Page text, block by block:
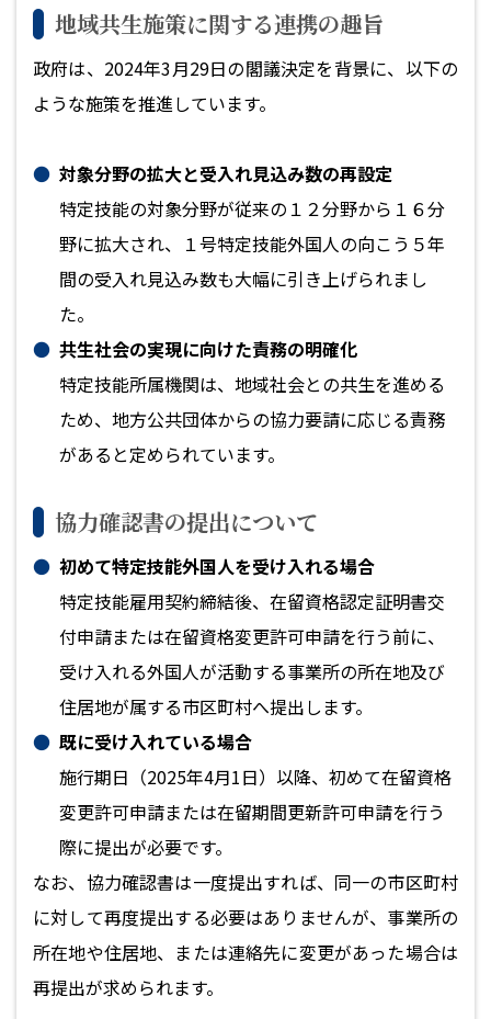
地域共生施策に関する連携の趣旨
政府は、2024年3月29日の閣議決定を背景に、以下の
ような施策を推進しています。
対象分野の拡大と受入れ見込み数の再設定
特定技能の対象分野が従来の１２分野から１６分
野に拡大され、１号特定技能外国人の向こう５年
間の受入れ見込み数も大幅に引き上げられまし
た。
共生社会の実現に向けた責務の明確化
特定技能所属機関は、地域社会との共生を進める
ため、地方公共団体からの協力要請に応じる責務
があると定められています。
協力確認書の提出について
初めて特定技能外国人を受け入れる場合
特定技能雇用契約締結後、在留資格認定証明書交
付申請または在留資格変更許可申請を行う前に、
受け入れる外国人が活動する事業所の所在地及び
住居地が属する市区町村へ提出します。
既に受け入れている場合
施行期日（2025年4月1日）以降、初めて在留資格
変更許可申請または在留期間更新許可申請を行う
際に提出が必要です。
なお、協力確認書は一度提出すれば、同一の市区町村
に対して再度提出する必要はありませんが、事業所の
所在地や住居地、または連絡先に変更があった場合は
再提出が求められます。